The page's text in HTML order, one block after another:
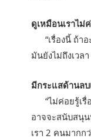
ดูเหมือนเราไม่
“เรื่องนี้ ถ้
มันยังไม่ถึงเวล
มีกระแสด้านลบ
“ไม่ค่อยรู้เ
อาจจะสนับสนุ
เรา 2 คนมากก